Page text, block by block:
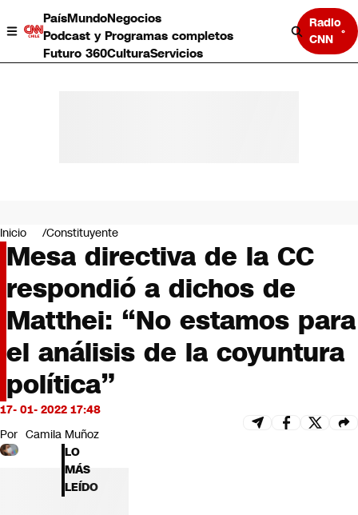
PaísMundoNegocios
Podcast y Programas completos
Futuro 360CulturaServicios
Radio
CNN
Negocios
Deportes
Programas completos
Cultura
Servicios
Bits
CNN tiempo
Futuro 360
Opinión
Inicio Constituyente
Mesa directiva de la CC
respondió a dichos de
Matthei: “No estamos para
el análisis de la coyuntura
política”
17- 01- 2022 17:48
Por Camila Muñoz
LO
MÁS
LEÍDO